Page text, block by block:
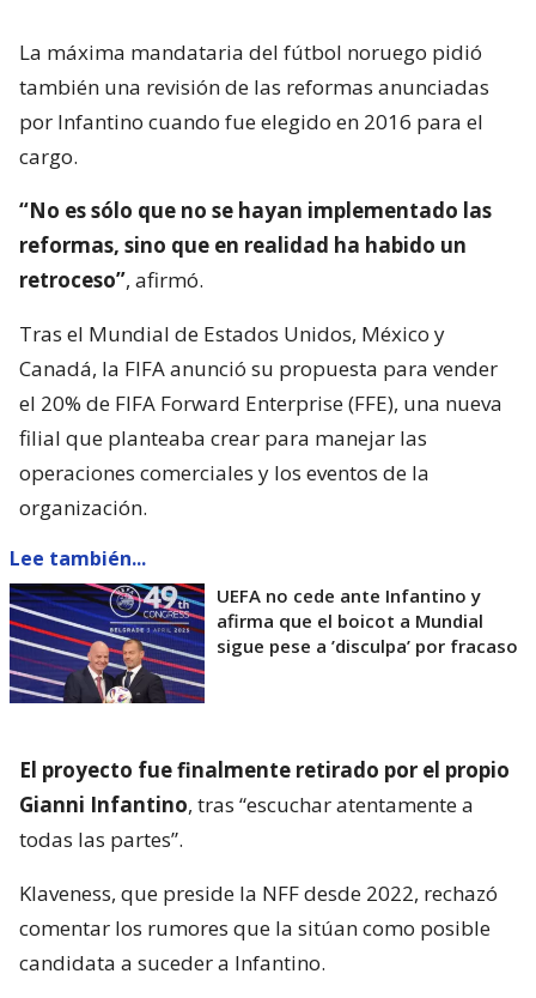
La máxima mandataria del fútbol noruego pidió
también una revisión de las reformas anunciadas
por Infantino cuando fue elegido en 2016 para el
cargo.
“No es sólo que no se hayan implementado las
reformas, sino que en realidad ha habido un
retroceso”, afirmó.
Tras el Mundial de Estados Unidos, México y
Canadá, la FIFA anunció su propuesta para vender
el 20% de FIFA Forward Enterprise (FFE), una nueva
filial que planteaba crear para manejar las
operaciones comerciales y los eventos de la
organización.
Lee también...
UEFA no cede ante Infantino y
afirma que el boicot a Mundial
sigue pese a ’disculpa’ por fracaso
El proyecto fue finalmente retirado por el propio
Gianni Infantino, tras “escuchar atentamente a
todas las partes”.
Klaveness, que preside la NFF desde 2022, rechazó
comentar los rumores que la sitúan como posible
candidata a suceder a Infantino.